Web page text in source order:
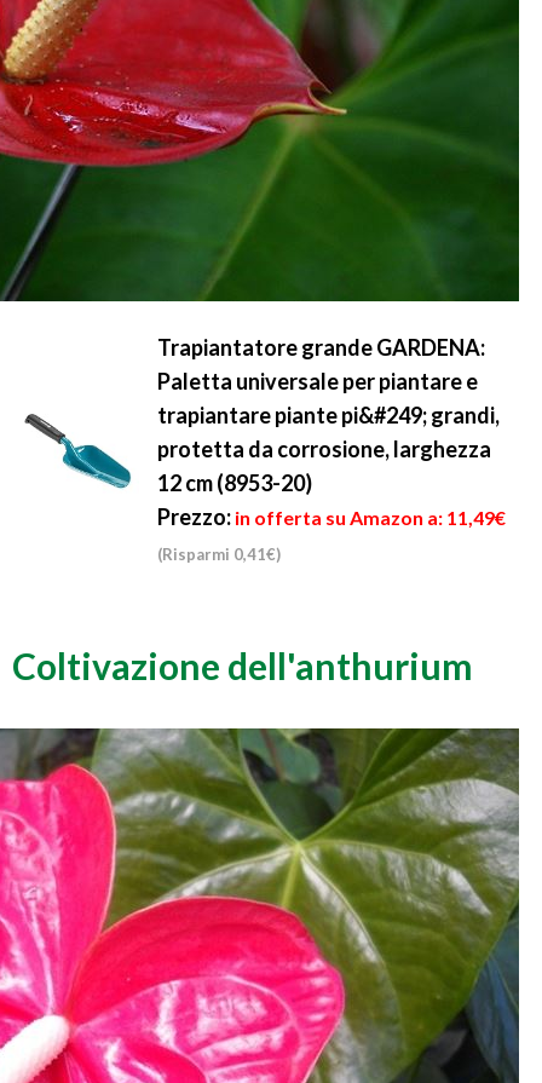
Trapiantatore grande GARDENA:
Paletta universale per piantare e
trapiantare piante pi&#249; grandi,
protetta da corrosione, larghezza
12 cm (8953-20)
Prezzo: in offerta su Amazon a: 11,49€
(Risparmi 0,41€)
Coltivazione dell'anthurium